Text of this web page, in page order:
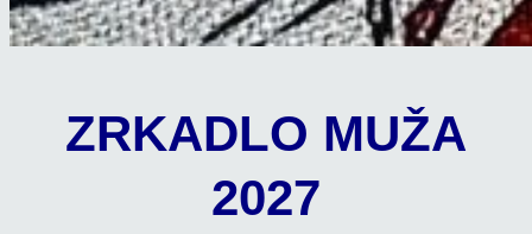
ZRKADLO MUŽA
2027